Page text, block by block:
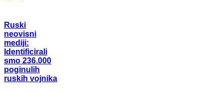
Ruski
neovisni
mediji:
Identificirali
smo 236.000
poginulih
ruskih vojnika